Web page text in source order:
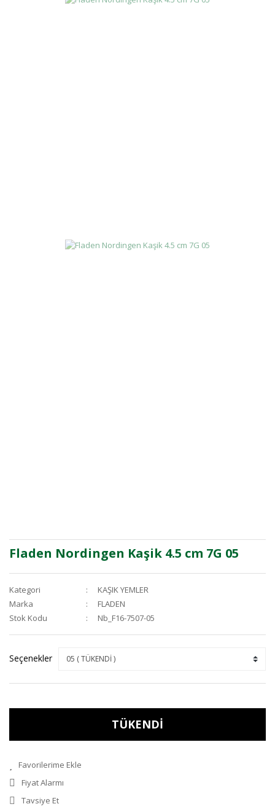
Fladen Nordingen Kaşik 4.5 cm 7G 05
Kategori
KAŞIK YEMLER
Marka
FLADEN
Stok Kodu
Nb_F16-7507-05
Seçenekler
TÜKENDİ
Fiyat Alarmı
Tavsiye Et